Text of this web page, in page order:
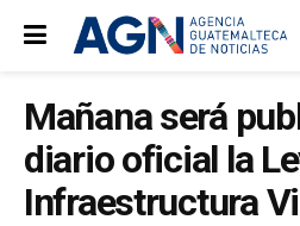
Mañana será
diario oficial la
Infraestructura